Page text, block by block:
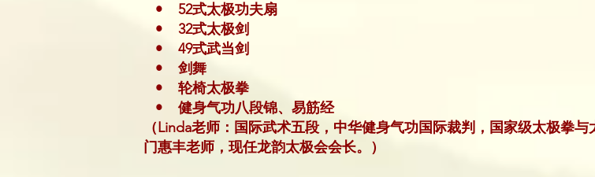
• 52式太极功夫扇
• 32式太极剑
• 49式武当剑
• 剑舞
• 轮椅太极拳
• 健身气功八段锦、易筋经
（Linda老师：国际武术五段，中华健身气功国际裁判，国家级太极拳
门惠丰老师，现任龙韵太极会会长。）